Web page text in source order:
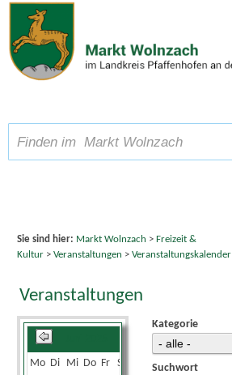
Zum Inhalt,zur Navigation
Schriftgröße A A A
Sie sind hier: Markt Wolnzach > Freizeit &
Kultur> Veranstaltungen > Veranstaltungskalender
Veranstaltungen
Mo Di Mi Do Fr Sa
Kategorie
Suchwort